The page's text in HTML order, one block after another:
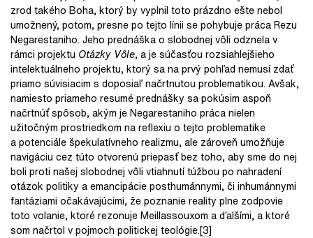
zrod takého Boha, ktorý by vyplnil toto prázdno ešte nebol
umožnený, potom, presne po tejto línii se pohybuje práca Rezu
Negarestaniho. Jeho prednáška o slobodnej vôli odznela v
rámci projektu Otázky Vôle, a je súčasťou rozsiahlejšieho
intelektuálneho projektu, ktorý sa na prvý pohľad nemusí zdať
priamo súvisiacim s doposiaľ načrtnutou problematikou. Avšak,
namiesto priameho resumé prednášky sa pokúsim aspoň
načrtnúť spôsob, akým je Negarestaniho práca nielen
užitočným prostriedkom na reflexiu o tejto problematike
a potenciále špekulatívneho realizmu, ale zároveň umožňuje
navigáciu cez túto otvorenú priepasť bez toho, aby sme do nej
boli proti našej slobodnej vôli vtiahnutí túžbou po nahradení
otázok politiky a emancipácie posthumánnymi, či inhumánnymi
fantáziami očakávajúcimi, že poznanie reality plne zodpovie
toto volanie, ktoré rezonuje Meillassouxom a ďalšími, a ktoré
som načrtol v pojmoch politickej teológie.[3]